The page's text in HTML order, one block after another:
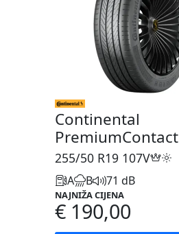
Continental
255/50 R19 107V
A B 71 dB
NAJNIŽA CIJENA
€ 190,00